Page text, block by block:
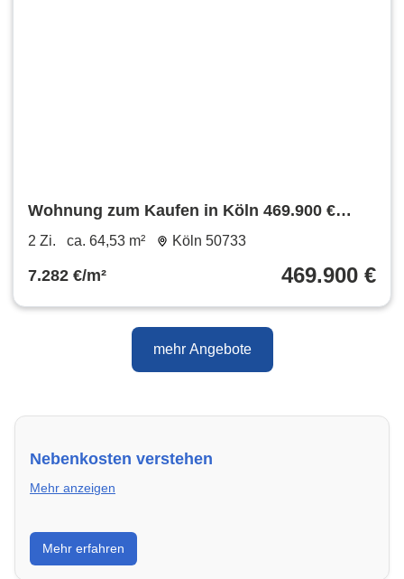
Wohnung zum Kaufen in Köln 469.900 €
64.53 m²
2 Zi. ca. 64,53 m² Köln 50733
7.282 €/m² 469.900 €
mehr Angebote
Nebenkosten verstehen
Mehr anzeigen
Erfahre, welche Nebenkosten rechtmäßig sind und
wie du deine monatliche Belastung optimieren
kannst.
Mehr erfahren